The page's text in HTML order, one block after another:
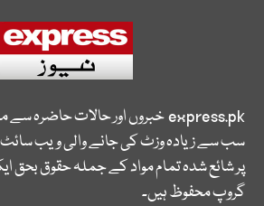
express.pkخبروں اور حالات حاضرہ سے
سب سے زیادہ وزٹ کی جانے والی ویب
پر شائع شدہ تمام مواد کے جملہ حقوق بحق
گروپ محفوظ ہیں۔